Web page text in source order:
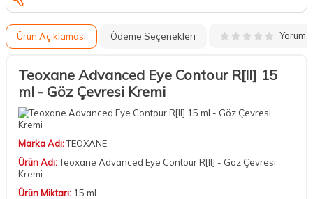
Ürün Açıklaması Ödeme Seçenekleri Yorum
Teoxane Advanced Eye Contour R[II] 15
ml - Göz Çevresi Kremi
Marka Adı:TEOXANE
Ürün Adı:Teoxane Advanced Eye Contour R[II] - Göz Çevresi
Kremi
Ürün Miktarı: 15 ml